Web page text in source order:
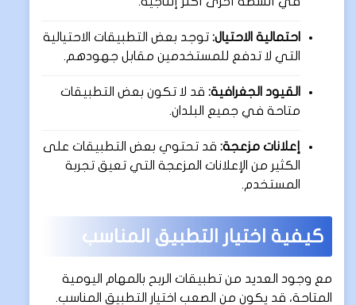
احتمالية الاحتيال: توجد بعض التطبيقات الاحتيالية
التي لا تدفع للمستخدمين مقابل جهودهم.
القيود الجغرافية: قد لا تكون بعض التطبيقات
متاحة في جميع البلدان.
إعلانات مزعجة: قد تحتوي بعض التطبيقات على
الكثير من الإعلانات المزعجة التي تعيق تجربة
المستخدم.
كيفية اختيار التطبيق المناسب
مع وجود العديد من تطبيقات الربح بالمهام اليومية
المتاحة، قد يكون من الصعب اختيار التطبيق المناسب.